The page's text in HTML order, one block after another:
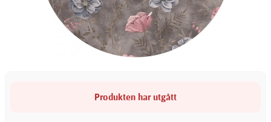
Produkten har utgått